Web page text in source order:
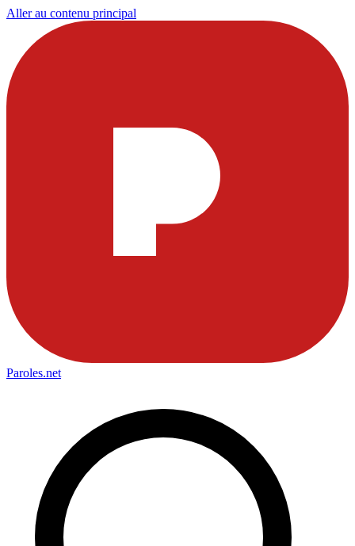
Aller au contenu principal
Paroles.net